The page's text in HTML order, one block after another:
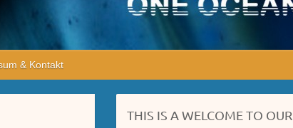
& Kontakt
THIS IS A WELCOME TO OUR